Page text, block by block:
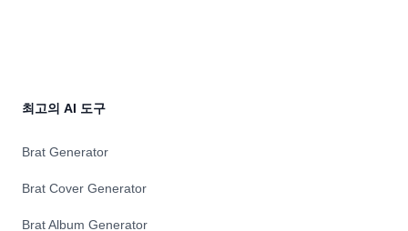
최고의 AI 도구
Brat Generator
Brat Cover Generator
Brat Album Generator